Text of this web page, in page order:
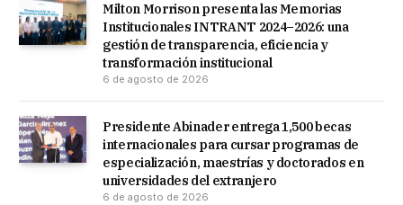
Milton Morrison presenta las Memorias
Institucionales INTRANT 2024–2026: una
gestión de transparencia, eficiencia y
transformación institucional
6 de agosto de 2026
Presidente Abinader entrega 1,500 becas
internacionales para cursar programas de
especialización, maestrías y doctorados en
universidades del extranjero
6 de agosto de 2026